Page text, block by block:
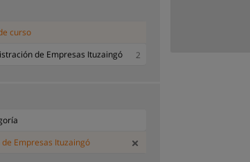
curso
de Empresas Ituzaingó
2
Empresas Ituzaingó